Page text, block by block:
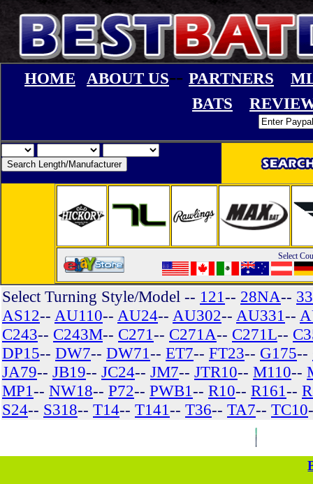
HOME ABOUT US-- PARTNERS
BATS
Select
Select Turning Style/Model -- 121-- 28NA--
AS12-- AU110-- AU24-- AU302-- AU331--
C243-- C243M-- C271-- C271A-- C271L--
DP15-- DW7-- DW71-- ET7-- FT23-- G175--
JA79-- JB19-- JC24-- JM7-- JTR10-- M110--
MP1-- NW18-- P72-- PWB1-- R10-- R161--
S24-- S318-- T14-- T141-- T36-- TA7-- TC10